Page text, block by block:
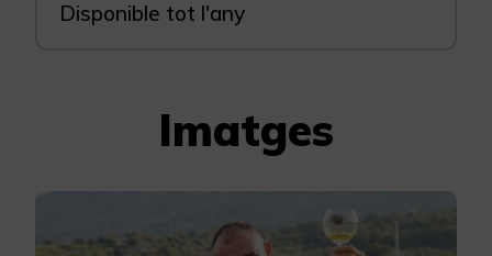
Disponible tot l'any
Imatges